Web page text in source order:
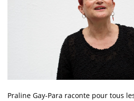
Praline Gay-Para raconte pour tous